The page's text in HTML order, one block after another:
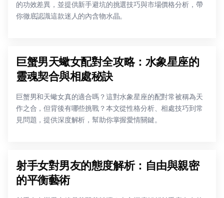
的功效差異，並提供新手避坑的挑選技巧與市場價格分析，帶
你徹底認識這款迷人的內含物水晶。
巨蟹男天蠍女配對全攻略：水象星座的
靈魂契合與相處秘訣
巨蟹男和天蠍女真的適合嗎？這對水象星座的配對常被稱為天
作之合，但背後有哪些挑戰？本文從性格分析、相處技巧到常
見問題，提供深度解析，幫助你掌握愛情關鍵。
射手女對男友的態度解析：自由與親密
的平衡藝術